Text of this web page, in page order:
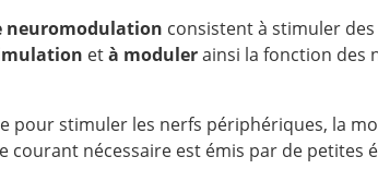
neuromodulation consistent à stimuler
età modulerainsi la fonction des
pour stimuler les nerfs périphériques, la
courant nécessaire est émis par de petites